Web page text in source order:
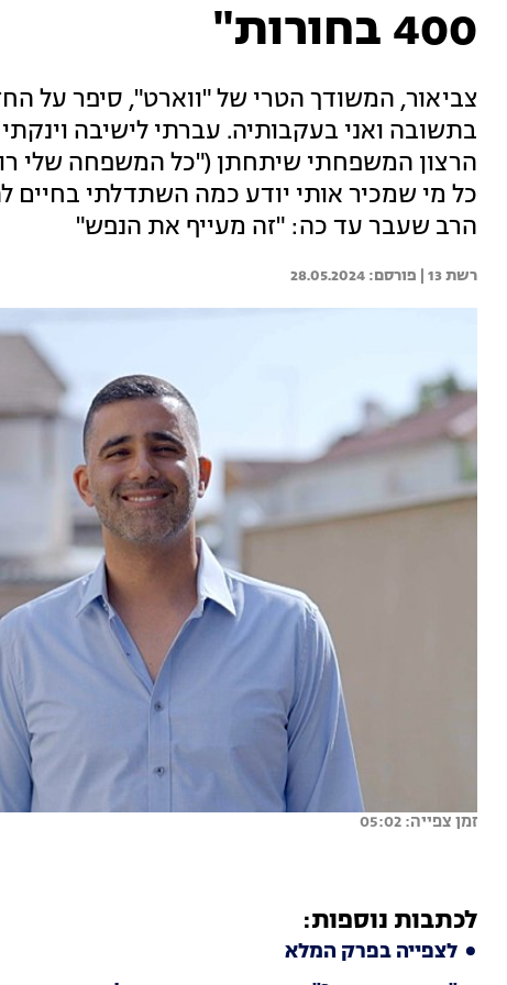
400 בחורות"
בתשובה ואני בעקבותיה. עברתי לישיבה
הרצון המשפחתי שיתחתן ("כל המשפחה שלי
כל מי שמכיר אותי יודע כמה השתדלתי בחיים
הרב שעבר עד כה: "זה מעייף את הנפש"
רשת 13 | 28.05.2024
זמן צפייה: 05:02
לכתבות נוספות:
לצפייה בפרק המלא